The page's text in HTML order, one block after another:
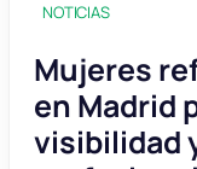
NOTICIAS
Mujeres
en Madrid
visibilidad